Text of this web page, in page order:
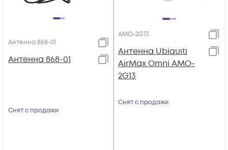
Антенна 868-01
Антенна 868-01
Снят с продажи
AMO-2G13
Антенна Ubiquiti
AirMax Omni AMO-
2G13
Снят с продажи